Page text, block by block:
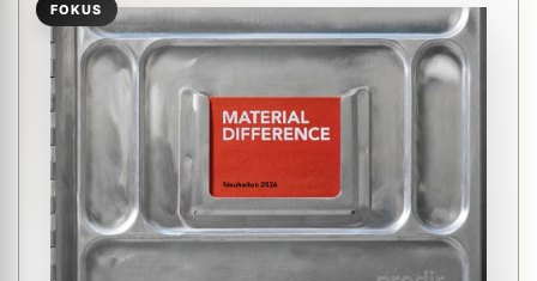
FOKUS